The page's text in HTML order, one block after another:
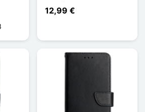
12,99 €